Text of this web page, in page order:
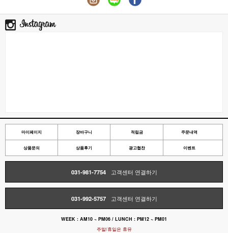
마이페이지 장바구니 적립금 주문내역
상품문의 상품후기 광고협찬 이벤트
031-981-7754 고객센터 연결하기
031-992-5757 고객센터 연결하기
WEEK : AM10 ~ PM06 / LUNCH : PM12 ~ PM01
주말/휴일은 휴뮤